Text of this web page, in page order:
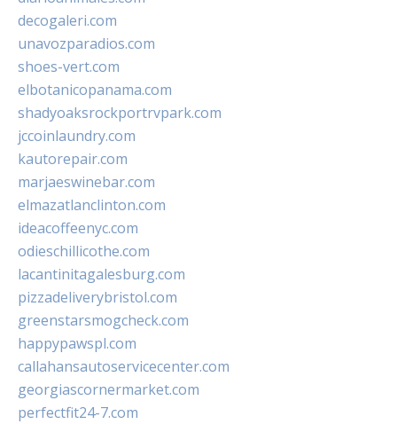
decogaleri.com
unavozparadios.com
shoes-vert.com
elbotanicopanama.com
shadyoaksrockportrvpark.com
jccoinlaundry.com
kautorepair.com
marjaeswinebar.com
elmazatlanclinton.com
ideacoffeenyc.com
odieschillicothe.com
lacantinitagalesburg.com
pizzadeliverybristol.com
greenstarsmogcheck.com
happypawspl.com
callahansautoservicecenter.com
georgiascornermarket.com
perfectfit24-7.com